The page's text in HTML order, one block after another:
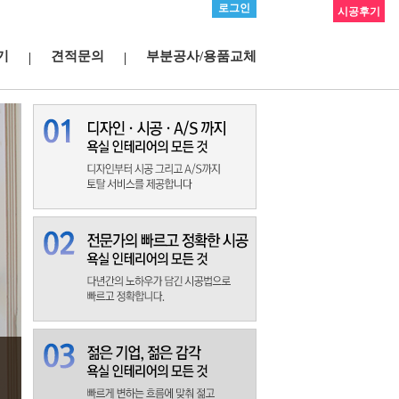
로그인
견적문의 부분공사/용품교체
시공후기